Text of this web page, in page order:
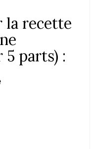
la recette
5 parts) :